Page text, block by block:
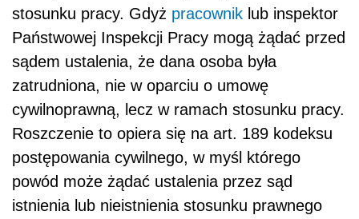
stosunku pracy. Gdyż pracownik lub inspektor
Państwowej Inspekcji Pracy mogą żądać przed
sądem ustalenia, że dana osoba była
zatrudniona, nie w oparciu o umowę
cywilnoprawną, lecz w ramach stosunku pracy.
Roszczenie to opiera się na art. 189 kodeksu
postępowania cywilnego, w myśl którego
powód może żądać ustalenia przez sąd
istnienia lub nieistnienia stosunku prawnego